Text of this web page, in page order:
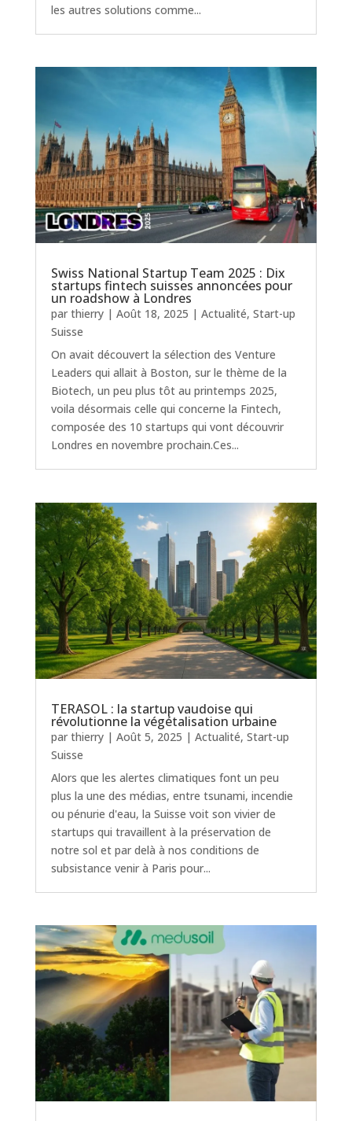
les autres solutions comme...
Swiss National Startup Team 2025 : Dix
startups fintech suisses annoncées pour
un roadshow à Londres
par thierry| Août 18, 2025 | Actualité, Start-up
Suisse
On avait découvert la sélection des Venture
Leaders qui allait à Boston, sur le thème de la
Biotech, un peu plus tôt au printemps 2025,
voila désormais celle qui concerne la Fintech,
composée des 10 startups qui vont découvrir
Londres en novembre prochain.Ces...
TERASOL : la startup vaudoise qui
révolutionne la végétalisation urbaine
par thierry| Août 5, 2025 | Actualité, Start-up
Suisse
Alors que les alertes climatiques font un peu
plus la une des médias, entre tsunami, incendie
ou pénurie d'eau, la Suisse voit son vivier de
startups qui travaillent à la préservation de
notre sol et par delà à nos conditions de
subsistance venir à Paris pour...